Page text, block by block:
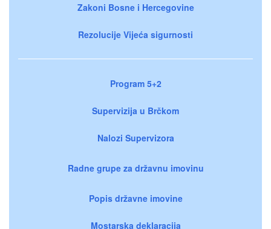
Zakoni Bosne i Hercegovine
Rezolucije Vijeća sigurnosti
Program 5+2
Supervizija u Brčkom
Nalozi Supervizora
Radne grupe za državnu imovinu
Popis državne imovine
Mostarska deklaracija